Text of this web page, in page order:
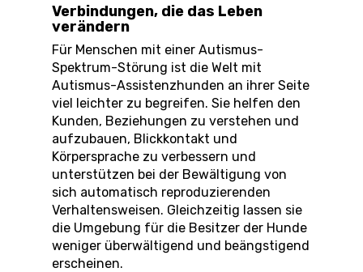
Verbindungen, die das Leben
verändern
Für Menschen mit einer Autismus-
Spektrum-Störung ist die Welt mit
Autismus-Assistenzhunden an ihrer Seite
viel leichter zu begreifen. Sie helfen den
Kunden, Beziehungen zu verstehen und
aufzubauen, Blickkontakt und
Körpersprache zu verbessern und
unterstützen bei der Bewältigung von
sich automatisch reproduzierenden
Verhaltensweisen. Gleichzeitig lassen sie
die Umgebung für die Besitzer der Hunde
weniger überwältigend und beängstigend
erscheinen.